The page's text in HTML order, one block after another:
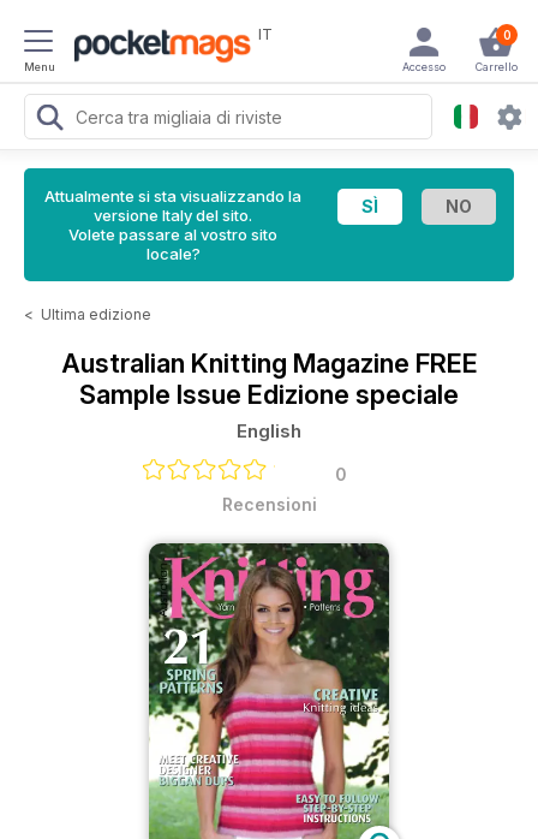
Menu
IT 0
Carrello
Accesso
Attualmente si sta visualizzando la
versione Italy del sito.
Volete passare al vostro sito
locale?
< Ultima edizione
Australian Knitting Magazine FREE
Sample Issue Edizione speciale
English
0
Recensioni